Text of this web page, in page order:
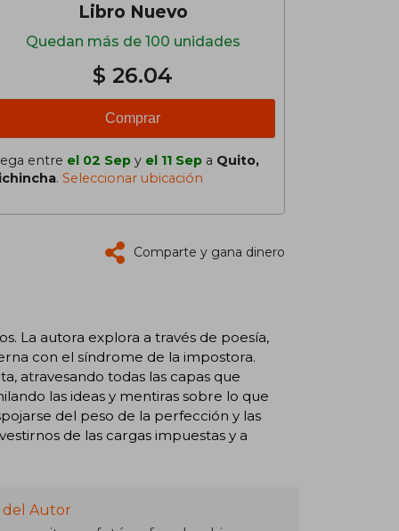
Libro Nuevo
Quedan más de 100 unidades
$ 26.04
Comprar
entre el 02 Sep y el 11 Sep a Quito,
. Seleccionar ubicación
Comparte y gana dinero
La autora explora a través de poesía,
con el síndrome de la impostora.
atravesando todas las capas que
las ideas y mentiras sobre lo que
del peso de la perfección y las
de las cargas impuestas y a
del Autor